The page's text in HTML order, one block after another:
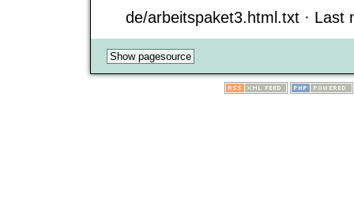
de/arbeitspaket3.html.txt · Last